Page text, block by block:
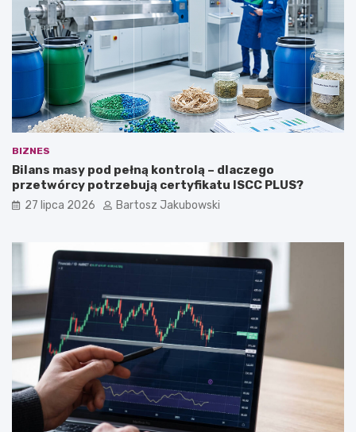
BIZNES
Bilans masy pod pełną kontrolą – dlaczego
przetwórcy potrzebują certyfikatu ISCC PLUS?
27 lipca 2026 Bartosz Jakubowski